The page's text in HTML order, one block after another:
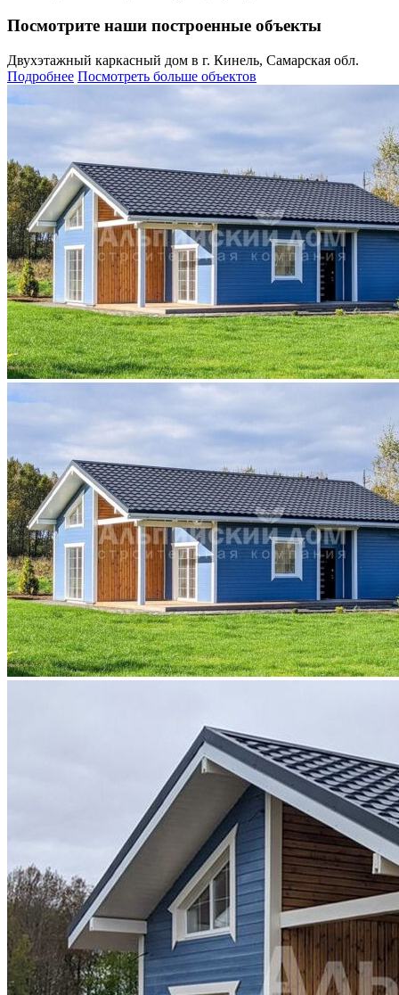
Посмотрите наши построенные объекты
Двухэтажный каркасный дом в г. Кинель, Самарская обл.
Подробнее Посмотреть больше объектов